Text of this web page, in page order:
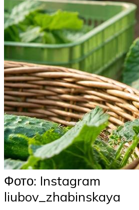
Фото: Instagram
liubov_zhabinskaya